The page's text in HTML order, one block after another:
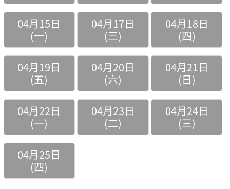
04月15日
(一)
04月17日
(三)
04月18日
(四)
04月19日
(五)
04月20日
(六)
04月21日
(日)
04月22日
(一)
04月23日
(二)
04月24日
(三)
04月25日
(四)